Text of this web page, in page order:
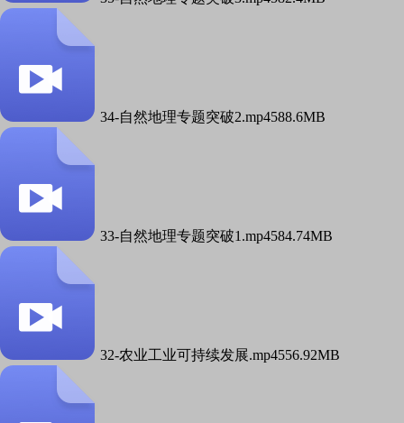
34-自然地理专题突破2.mp4588.6MB
33-自然地理专题突破1.mp4584.74MB
32-农业工业可持续发展.mp4556.92MB